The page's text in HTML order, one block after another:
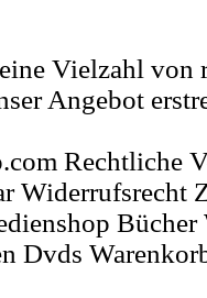
Vielzahl von
Angebot
Rechtliche
Widerrufsrecht
Bücher
Dvds